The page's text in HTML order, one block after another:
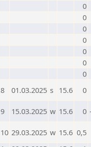
0
0
0
0
0
0
0
8 01.03.2025 s 15.6 0
9 15.03.2025 w 15.6 0
10 29.03.2025 w 15.6 0,5